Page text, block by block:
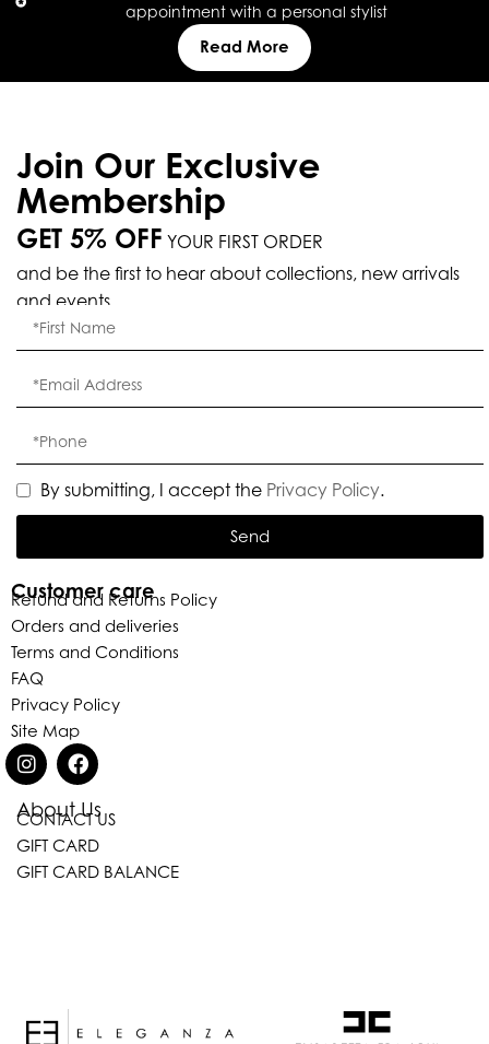
appointment with a personal stylist
Read More
About Us
CONTACT US
GIFT CARD
GIFT CARD BALANCE
Customer care
Refund and Returns Policy
Orders and deliveries
Terms and Conditions
FAQ
Privacy Policy
Site Map
Join Our Exclusive
Membership
GET 5% OFF YOUR FIRST ORDER
and be the first to hear about collections, new arrivals
and events.
By submitting, I accept the Privacy Policy.
Send
Eleganza Israel